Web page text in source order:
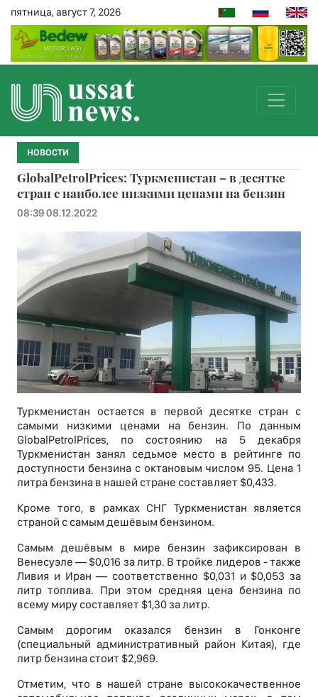
пятница, август 7, 2026
НОВОСТИ
GlobalPetrolPrices: Туркменистан – в десятке
стран с наиболее низкими ценами на бензин
08:39 08.12.2022
Туркменистан остается в первой десятке стран с
самыми низкими ценами на бензин. По данным
GlobalPetrolPrices, по состоянию на 5 декабря
Туркменистан занял седьмое место в рейтинге по
доступности бензина с октановым числом 95. Цена 1
литра бензина в нашей стране составляет $0,433.
Кроме того, в рамках СНГ Туркменистан является
страной с самым дешёвым бензином.
Самым дешёвым в мире бензин зафиксирован в
Венесуэле — $0,016 за литр. В тройке лидеров - также
Ливия и Иран — соответственно $0,031 и $0,053 за
литр топлива. При этом средняя цена бензина по
всему миру составляет $1,30 за литр.
Самым дорогим оказался бензин в Гонконге
(специальный административный район Китая), где
литр бензина стоит $2,969.
Отметим, что в нашей стране высококачественное